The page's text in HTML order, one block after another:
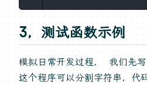
3，测试函数示例
模拟日常开发过程， 我们先写
这个程序可以分割字符串，代